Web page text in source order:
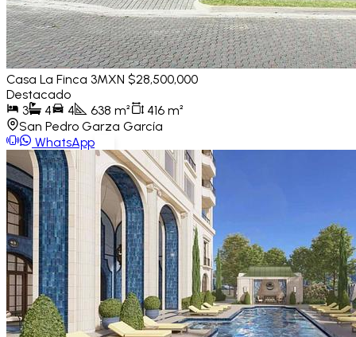
Casa La Finca 3MXN $28,500,000
Destacado
3
4 4 638 m² 416 m²
San Pedro Garza García
WhatsApp